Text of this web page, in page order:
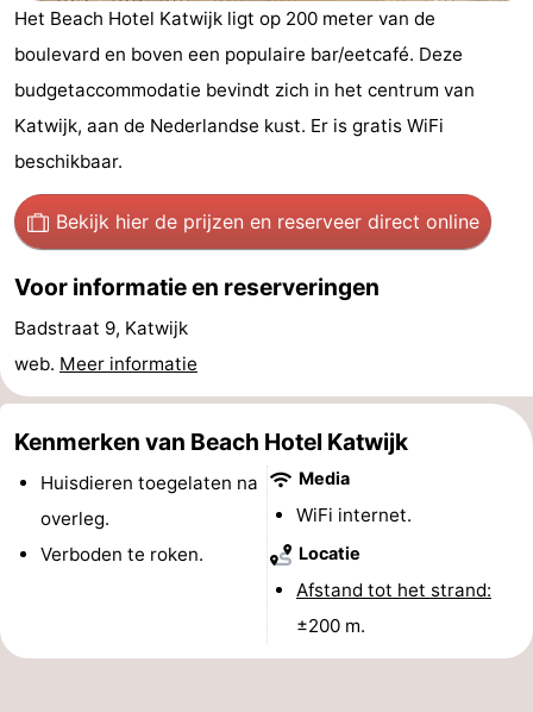
De
Noordduinen
-
Duinrell
Last
minutes
Strand
Zien
&
doen
Bezienswaardigheden
-
Monumenten
-
Uitkijkpunten
Attracties
Rondvaarten
-
Het Beach Hotel Katwijk ligt op 200 meter van de
boulevard en boven een populaire bar/eetcafé. Deze
budgetaccommodatie bevindt zich in het centrum van
Katwijk, aan de Nederlandse kust. Er is gratis WiFi
beschikbaar.
Bekijk hier de prijzen en reserveer direct online
Voor informatie en reserveringen
Badstraat 9, Katwijk
web. Meer informatie
Kenmerken van Beach Hotel Katwijk
Huisdieren toegelaten na
overleg.
Verboden te roken.
Media
WiFi internet.
Locatie
Afstand tot het strand:
±200 m.